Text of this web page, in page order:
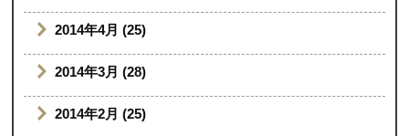
2014年4月 (25)
2014年3月 (28)
2014年2月 (25)